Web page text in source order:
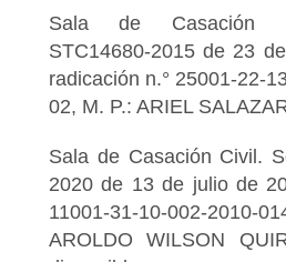
Sala de Casación
STC14680-2015 de 23
radicación n.° 25001-22-
02, M. P.: ARIEL
Sala de Casación Civil.
2020 de 13 de julio de
11001-31-10-002-
AROLDO WILSON